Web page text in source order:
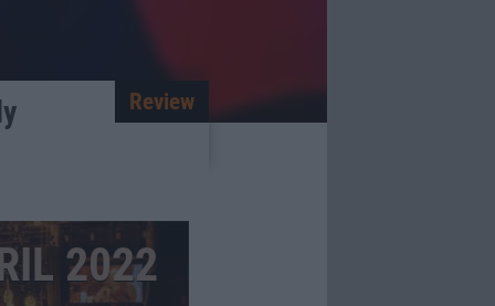
Review
2022